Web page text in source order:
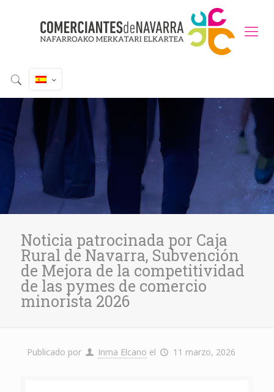
Noticia patrocinada por Caja
Rural de Navarra, Subvención
de Mejora de la competitividad
de las pymes de comercio
minorista 2026
Publicado por Inma Elcano el 11 marzo, 2026